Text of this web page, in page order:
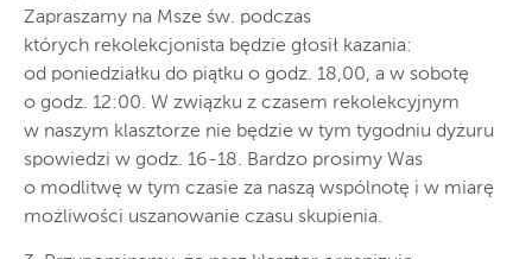
Zapraszamy na Msze św. podczas
których rekolekcjonista będzie głosił kazania:
od poniedziałku do piątku o godz. 18,00, a w sobotę
o godz. 12:00. W związku z czasem rekolekcyjnym
w naszym klasztorze nie będzie w tym tygodniu dyżuru
spowiedzi w godz. 16-18. Bardzo prosimy Was
o modlitwę w tym czasie za naszą wspólnotę i w miarę
możliwości uszanowanie czasu skupienia.